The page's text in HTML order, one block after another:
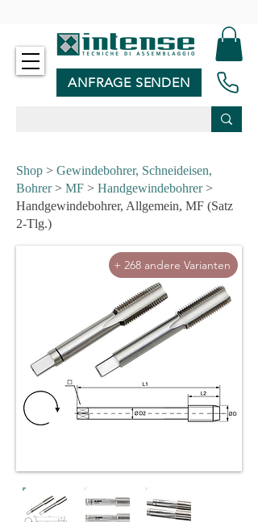
ANFRAGE SENDEN
Shop > Gewindebohrer, Schneideisen,
Bohrer> MF > Handgewindebohrer>
Handgewindebohrer, Allgemein, MF (Satz
2-Tlg.)
+ 268 andere Varianten